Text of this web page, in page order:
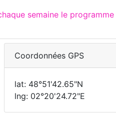
semaine le
Coordonnées GPS
lat: 48°51'42.65"N
lng: 02°20'24.72"E